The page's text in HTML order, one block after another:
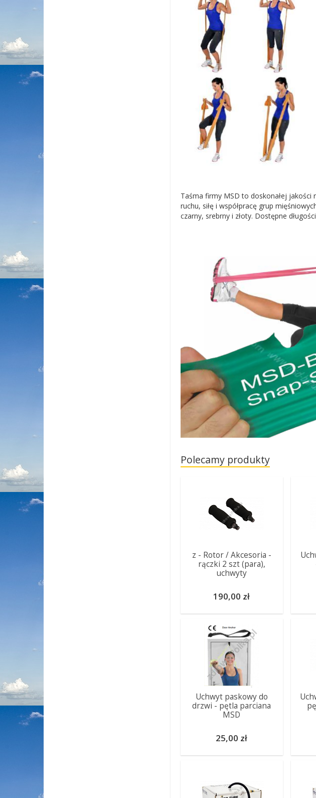
Taśma firmy MSD to doskonałej
ruchu, siłę i współpracę grup
czarny, srebrny i złoty. Dostępne
Polecamy produkty
z - Rotor / Akcesoria -
rączki 2 szt (para),
uchwyty
190,00 zł
Uchwyt paskowy do
drzwi - pętla parciana
MSD
25,00 zł